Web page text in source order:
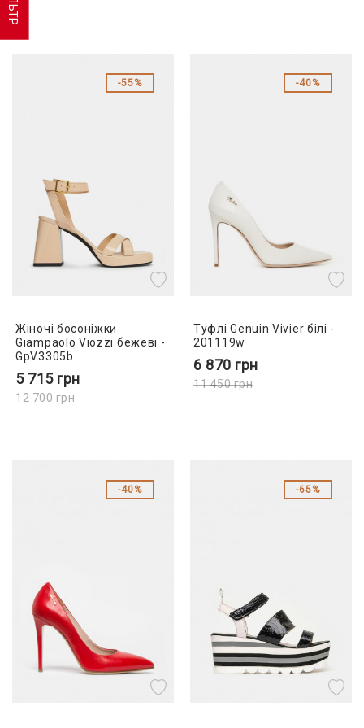
55%
Жіночі босоніжки
Giampaolo Viozzi бежеві -
GpV3305b
5 715 грн
12 700грн
40%
Туфлі Genuin Vivier білі -
201119w
6 870 грн
11 450грн
40% 65%